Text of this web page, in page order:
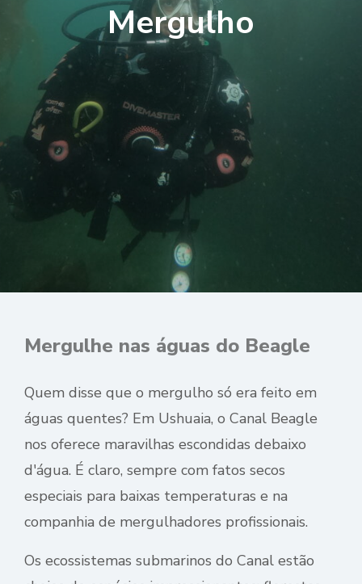
Mergulho
Mergulhe nas águas do Beagle
Quem disse que o mergulho só era feito em
águas quentes? Em Ushuaia, o Canal Beagle
nos oferece maravilhas escondidas debaixo
d'água. É claro, sempre com fatos secos
especiais para baixas temperaturas e na
companhia de mergulhadores profissionais.
Os ecossistemas submarinos do Canal estão